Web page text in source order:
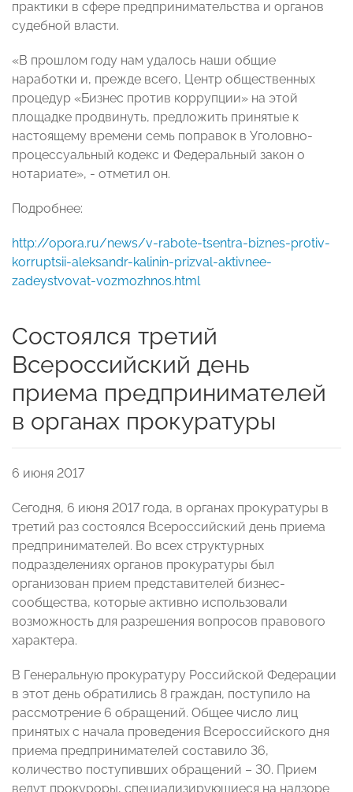
практики в сфере предпринимательства и органов
судебной власти.
«В прошлом году нам удалось наши общие
наработки и, прежде всего, Центр общественных
процедур «Бизнес против коррупции» на этой
площадке продвинуть, предложить принятые к
настоящему времени семь поправок в Уголовно-
процессуальный кодекс и Федеральный закон о
нотариате», - отметил он.
Подробнее:
http://opora.ru/news/v-rabote-tsentra-biznes-protiv-
korruptsii-aleksandr-kalinin-prizval-aktivnee-
zadeystvovat-vozmozhnos.html
Состоялся третий
Всероссийский день
приема предпринимателей
в органах прокуратуры
6 июня 2017
Сегодня, 6 июня 2017 года, в органах прокуратуры в
третий раз состоялся Всероссийский день приема
предпринимателей. Во всех структурных
подразделениях органов прокуратуры был
организован прием представителей бизнес-
сообщества, которые активно использовали
возможность для разрешения вопросов правового
характера.
В Генеральную прокуратуру Российской Федерации
в этот день обратились 8 граждан, поступило на
рассмотрение 6 обращений. Общее число лиц
принятых с начала проведения Всероссийского дня
приема предпринимателей составило 36,
количество поступивших обращений – 30. Прием
ведут прокуроры, специализирующиеся на надзоре